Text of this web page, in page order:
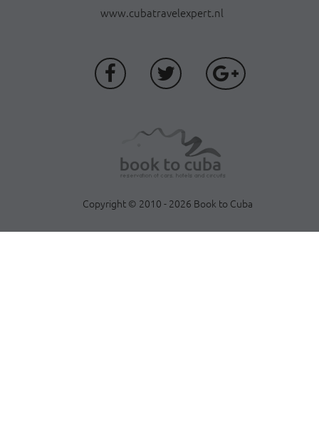
www.cubatravelexpert.nl
Copyright © 2010 - 2026 Book to Cuba